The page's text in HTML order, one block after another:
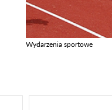
Wydarzenia sportowe